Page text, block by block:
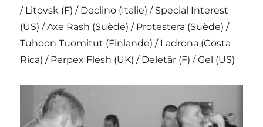
/ Litovsk (F) / Declino (Italie) / Special Interest
(US) / Axe Rash (Suède) / Protestera (Suède) /
Tuhoon Tuomitut (Finlande) / Ladrona (Costa
Rica) / Perpex Flesh (UK) / Deletär (F) / Gel (US)